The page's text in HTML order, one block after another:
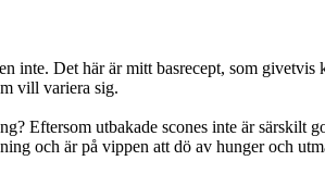
inte. Det här är mitt basrecept, som
vill variera sig.
Eftersom utbakade scones inte är särskilt
och är på vippen att dö av hunger och